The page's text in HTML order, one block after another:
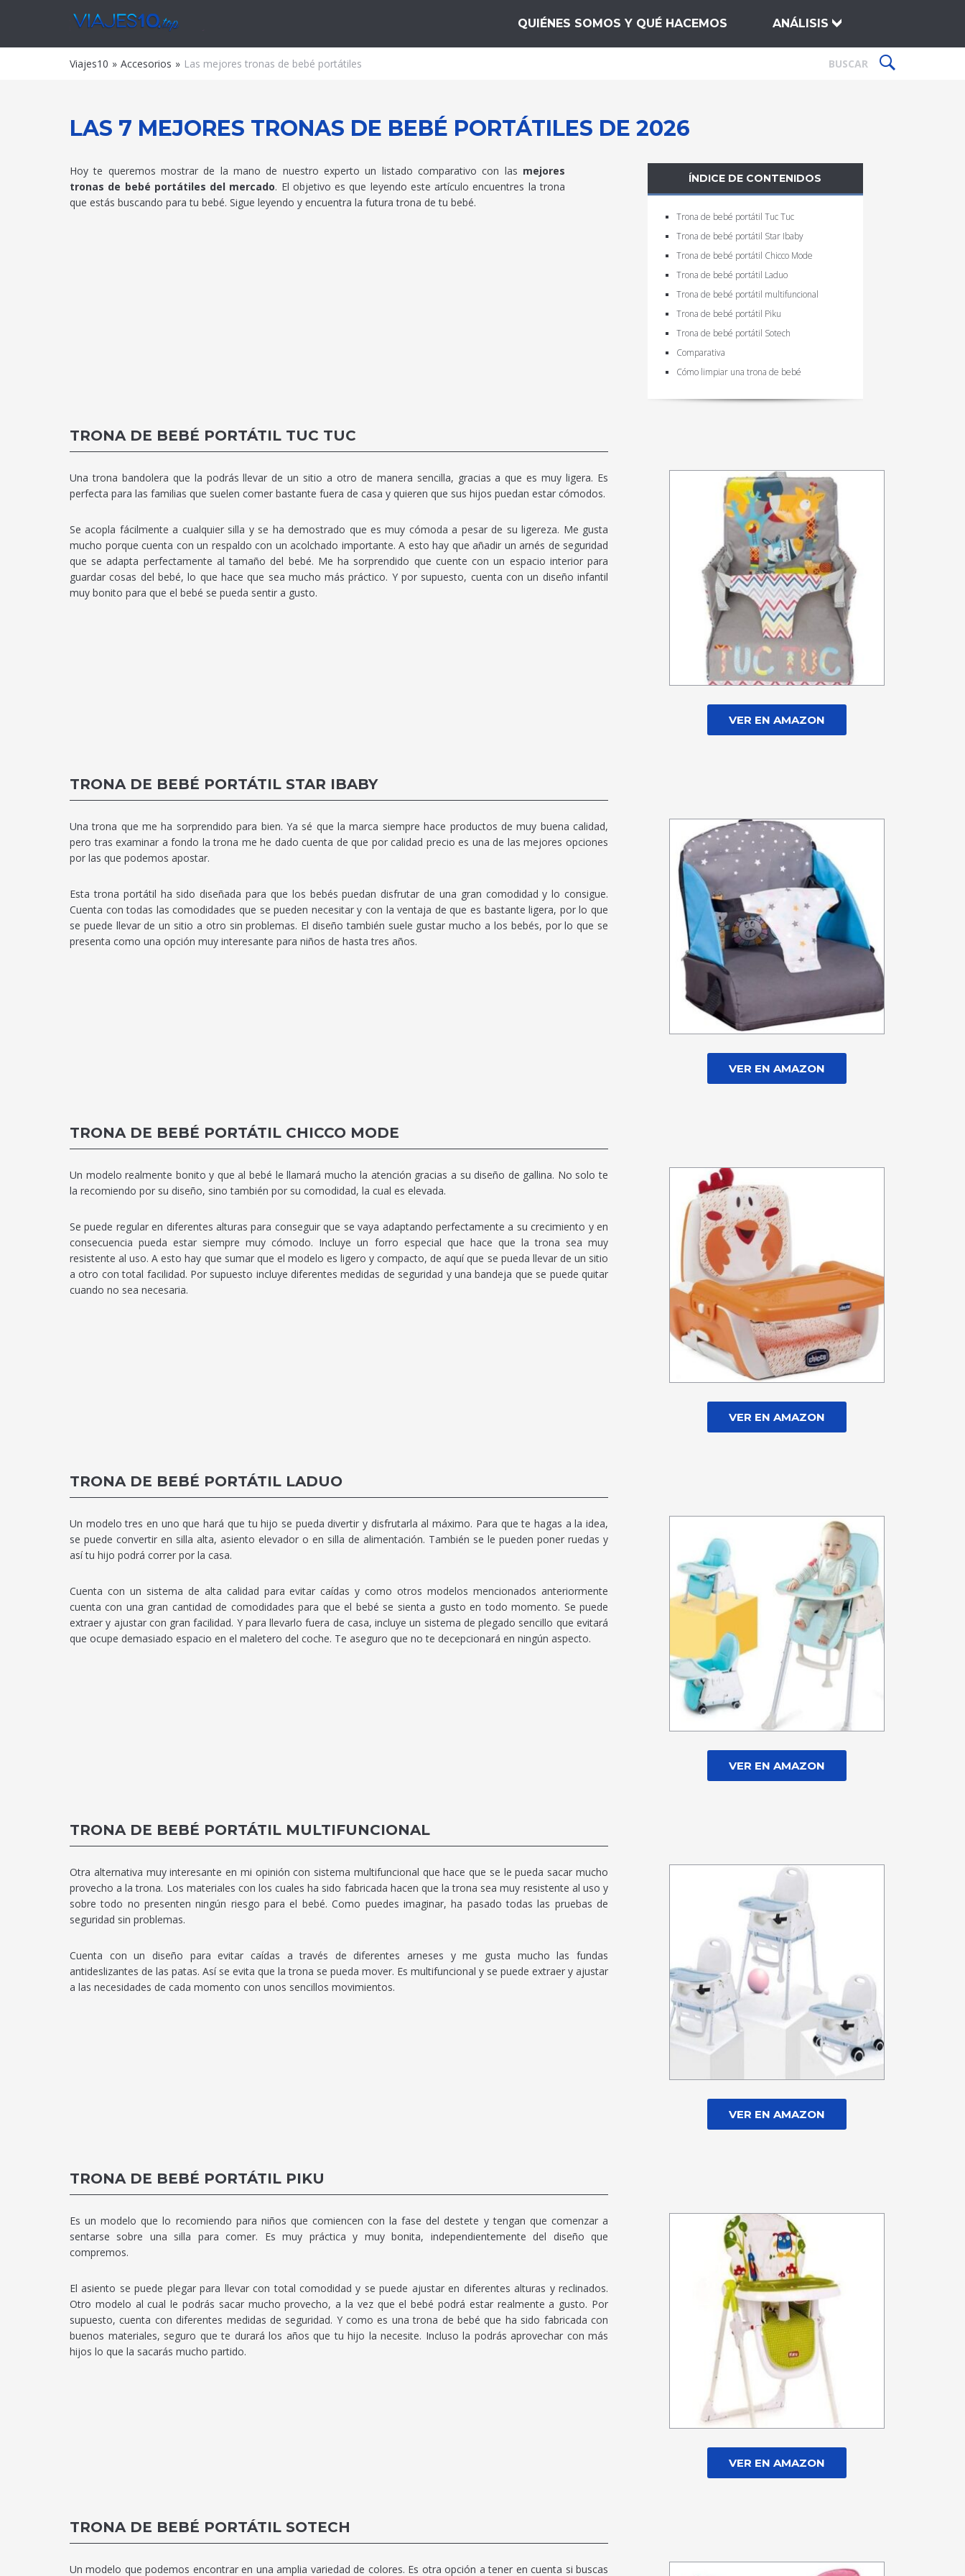
QUIÉNES SOMOS Y QUÉ HACEMOS ANÁLISIS
Viajes10 Accesorios Las mejores tronas de bebé portátiles
LAS 7 MEJORES TRONAS DE BEBÉ PORTÁTILES DE 2026
ÍNDICE DE CONTENIDOS
Trona de bebé portátil Tuc Tuc
Trona de bebé portátil Star Ibaby
Trona de bebé portátil Chicco Mode
Trona de bebé portátil Laduo
Trona de bebé portátil multifuncional
Trona de bebé portátil Piku
Trona de bebé portátil Sotech
Comparativa
Cómo limpiar una trona de bebé
Hoy te queremos mostrar de la mano de nuestro experto un listado comparativo con las mejores
tronas de bebé portátiles del mercado. El objetivo es que leyendo este artículo encuentres la trona
que estás buscando para tu bebé. Sigue leyendo y encuentra la futura trona de tu bebé.
TRONA DE BEBÉ PORTÁTIL TUC TUC
VER EN AMAZON
Una trona bandolera que la podrás llevar de un sitio a otro de manera sencilla, gracias a que es muy ligera. Es
perfecta para las familias que suelen comer bastante fuera de casa y quieren que sus hijos puedan estar cómodos.
Se acopla fácilmente a cualquier silla y se ha demostrado que es muy cómoda a pesar de su ligereza. Me gusta
mucho porque cuenta con un respaldo con un acolchado importante. A esto hay que añadir un arnés de seguridad
que se adapta perfectamente al tamaño del bebé. Me ha sorprendido que cuente con un espacio interior para
guardar cosas del bebé, lo que hace que sea mucho más práctico. Y por supuesto, cuenta con un diseño infantil
muy bonito para que el bebé se pueda sentir a gusto.
TRONA DE BEBÉ PORTÁTIL STAR IBABY
VER EN AMAZON
Una trona que me ha sorprendido para bien. Ya sé que la marca siempre hace productos de muy buena calidad,
pero tras examinar a fondo la trona me he dado cuenta de que por calidad precio es una de las mejores opciones
por las que podemos apostar.
Esta trona portátil ha sido diseñada para que los bebés puedan disfrutar de una gran comodidad y lo consigue.
Cuenta con todas las comodidades que se pueden necesitar y con la ventaja de que es bastante ligera, por lo que
se puede llevar de un sitio a otro sin problemas. El diseño también suele gustar mucho a los bebés, por lo que se
presenta como una opción muy interesante para niños de hasta tres años.
TRONA DE BEBÉ PORTÁTIL CHICCO MODE
VER EN AMAZON
Un modelo realmente bonito y que al bebé le llamará mucho la atención gracias a su diseño de gallina. No solo te
la recomiendo por su diseño, sino también por su comodidad, la cual es elevada.
Se puede regular en diferentes alturas para conseguir que se vaya adaptando perfectamente a su crecimiento y en
consecuencia pueda estar siempre muy cómodo. Incluye un forro especial que hace que la trona sea muy
resistente al uso. A esto hay que sumar que el modelo es ligero y compacto, de aquí que se pueda llevar de un sitio
a otro con total facilidad. Por supuesto incluye diferentes medidas de seguridad y una bandeja que se puede quitar
cuando no sea necesaria.
TRONA DE BEBÉ PORTÁTIL LADUO
VER EN AMAZON
Un modelo tres en uno que hará que tu hijo se pueda divertir y disfrutarla al máximo. Para que te hagas a la idea,
se puede convertir en silla alta, asiento elevador o en silla de alimentación. También se le pueden poner ruedas y
así tu hijo podrá correr por la casa.
Cuenta con un sistema de alta calidad para evitar caídas y como otros modelos mencionados anteriormente
cuenta con una gran cantidad de comodidades para que el bebé se sienta a gusto en todo momento. Se puede
extraer y ajustar con gran facilidad. Y para llevarlo fuera de casa, incluye un sistema de plegado sencillo que evitará
que ocupe demasiado espacio en el maletero del coche. Te aseguro que no te decepcionará en ningún aspecto.
TRONA DE BEBÉ PORTÁTIL MULTIFUNCIONAL
VER EN AMAZON
Otra alternativa muy interesante en mi opinión con sistema multifuncional que hace que se le pueda sacar mucho
provecho a la trona. Los materiales con los cuales ha sido fabricada hacen que la trona sea muy resistente al uso y
sobre todo no presenten ningún riesgo para el bebé. Como puedes imaginar, ha pasado todas las pruebas de
seguridad sin problemas.
Cuenta con un diseño para evitar caídas a través de diferentes arneses y me gusta mucho las fundas
antideslizantes de las patas. Así se evita que la trona se pueda mover. Es multifuncional y se puede extraer y ajustar
a las necesidades de cada momento con unos sencillos movimientos.
TRONA DE BEBÉ PORTÁTIL PIKU
VER EN AMAZON
Es un modelo que lo recomiendo para niños que comiencen con la fase del destete y tengan que comenzar a
sentarse sobre una silla para comer. Es muy práctica y muy bonita, independientemente del diseño que
compremos.
El asiento se puede plegar para llevar con total comodidad y se puede ajustar en diferentes alturas y reclinados.
Otro modelo al cual le podrás sacar mucho provecho, a la vez que el bebé podrá estar realmente a gusto. Por
supuesto, cuenta con diferentes medidas de seguridad. Y como es una trona de bebé que ha sido fabricada con
buenos materiales, seguro que te durará los años que tu hijo la necesite. Incluso la podrás aprovechar con más
hijos lo que la sacarás mucho partido.
TRONA DE BEBÉ PORTÁTIL SOTECH
Un modelo que podemos encontrar en una amplia variedad de colores. Es otra opción a tener en cuenta si buscas